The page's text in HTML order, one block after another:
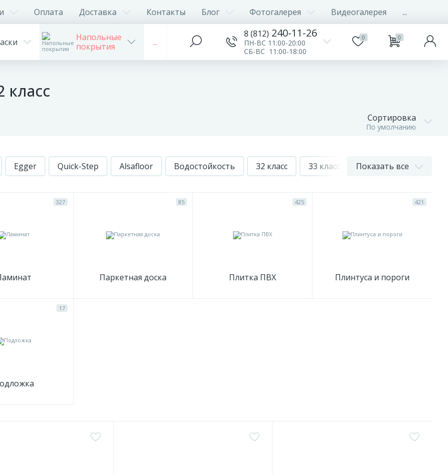
Оплата Доставка Контакты Блог Фотогалерея Видеогалерея ...
Напольные
покрытия
...
8 (812) 240-11-26
ПН-ВС 11:00-20:00
СБ-ВС 11:00-18:00
0 0
класс
Сортировка
По умолчанию
Egger Quick-Step Alsafloor Водостойкость 32 класс 33 класс 42 класс 43 класс
Показать все
327 85
Паркетная доска
425
Плитка ПВХ
421
Плинтуса и пороги
17